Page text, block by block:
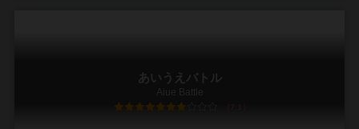
あいうえバトル
Aiue Battle
7.1